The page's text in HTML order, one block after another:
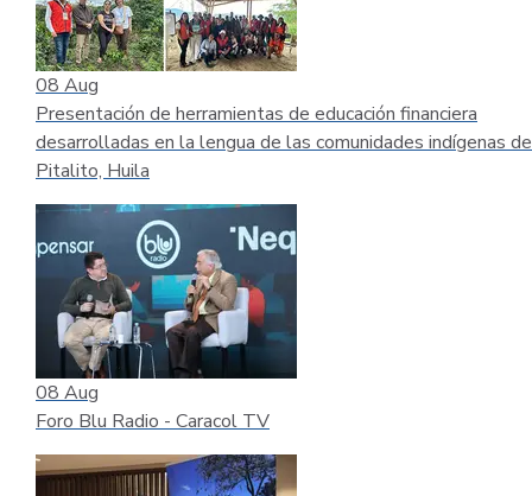
08 Aug
Presentación de herramientas de educación financiera
desarrolladas en la lengua de las comunidades indígenas de
Pitalito, Huila
08 Aug
Foro Blu Radio - Caracol TV